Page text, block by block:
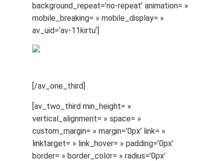
background_repeat=’no-repeat’ animation= »
mobile_breaking= » mobile_display= »
av_uid=’av-11kirtu’]
[/av_one_third]
[av_two_third min_height= »
vertical_alignment= » space= »
custom_margin= » margin=’0px’ link= »
linktarget= » link_hover= » padding=’0px’
border= » border_color= » radius=’0px’